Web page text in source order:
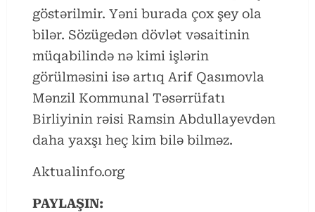
göstərilmir. Yəni burada çox şey ola
bilər. Sözügedən dövlət vəsaitinin
müqabilində nə kimi işlərin
görülməsini isə artıq Arif Qasımovla
Mənzil Kommunal Təsərrüfatı
Birliyinin rəisi Ramsin Abdullayevdən
daha yaxşı heç kim bilə bilməz.
Aktualinfo.org
PAYLAŞIN: